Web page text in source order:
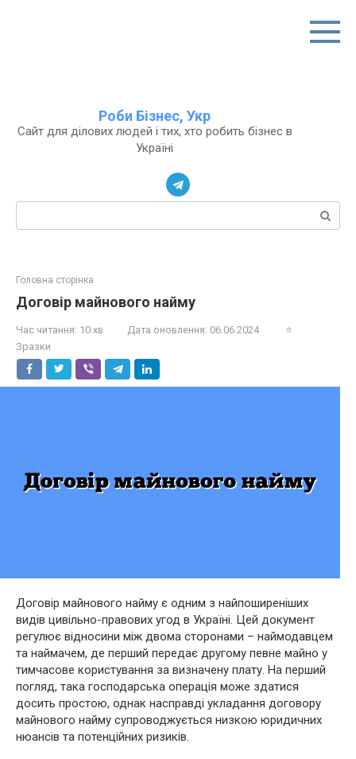
Роби Бізнес, Укр
Сайт для ділових людей і тих, хто робить бізнес в
Україні
Головна сторінка
Договір майнового найму
Час читання: 10 хв Дата оновлення: 06.06.2024
⭐
Зразки
Договір майнового найму є одним з найпоширеніших
видів цивільно-правових угод в Україні. Цей документ
регулює відносини між двома сторонами – наймодавцем
та наймачем, де перший передає другому певне майно у
тимчасове користування за визначену плату. На перший
погляд, така господарська операція може здатися
досить простою, однак насправді укладання договору
майнового найму супроводжується низкою юридичних
нюансів та потенційних ризиків.